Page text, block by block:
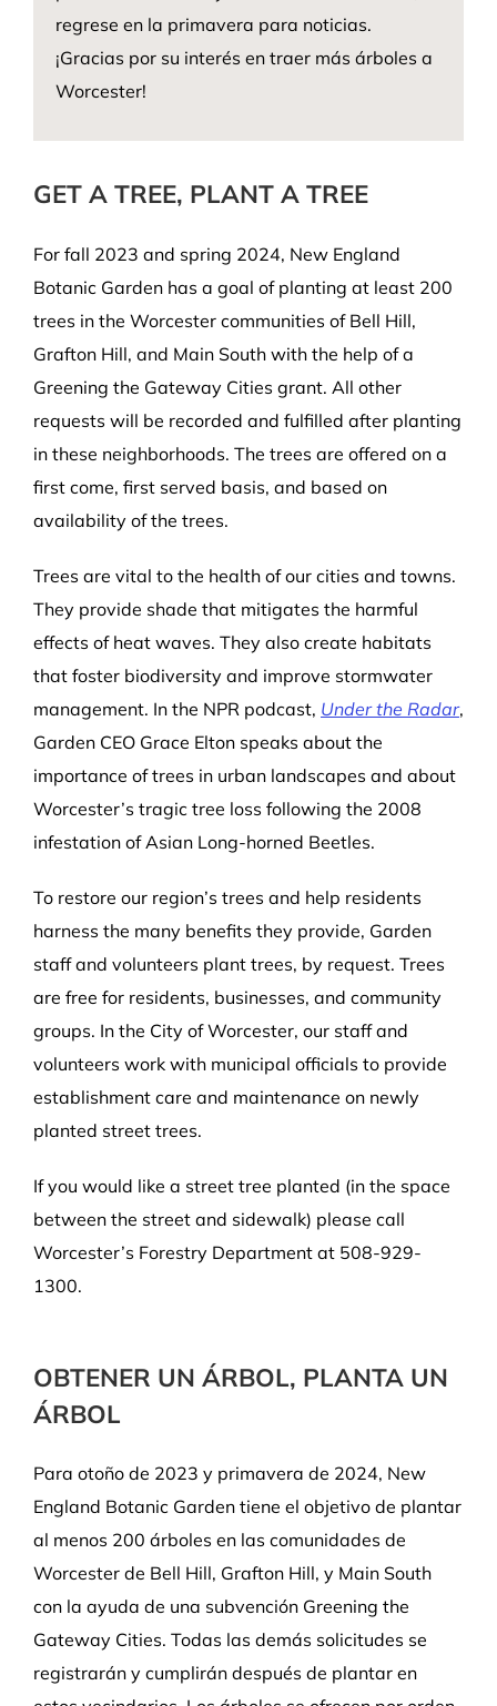
regrese en la primavera para noticias.
¡Gracias por su interés en traer más árboles a
Worcester!
GET A TREE, PLANT A TREE
For fall 2023 and spring 2024, New England
Botanic Garden has a goal of planting at least 200
trees in the Worcester communities of Bell Hill,
Grafton Hill, and Main South with the help of a
Greening the Gateway Cities grant. All other
requests will be recorded and fulfilled after planting
in these neighborhoods. The trees are offered on a
first come, first served basis, and based on
availability of the trees.
Trees are vital to the health of our cities and towns.
They provide shade that mitigates the harmful
effects of heat waves. They also create habitats
that foster biodiversity and improve stormwater
management. In the NPR podcast, Under the Radar,
Garden CEO Grace Elton speaks about the
importance of trees in urban landscapes and about
Worcester’s tragic tree loss following the 2008
infestation of Asian Long-horned Beetles.
To restore our region’s trees and help residents
harness the many benefits they provide, Garden
staff and volunteers plant trees, by request. Trees
are free for residents, businesses, and community
groups. In the City of Worcester, our staff and
volunteers work with municipal officials to provide
establishment care and maintenance on newly
planted street trees.
If you would like a street tree planted (in the space
between the street and sidewalk) please call
Worcester’s Forestry Department at 508-929-
1300.
OBTENER UN ÁRBOL, PLANTA UN
ÁRBOL
Para otoño de 2023 y primavera de 2024, New
England Botanic Garden tiene el objetivo de plantar
al menos 200 árboles en las comunidades de
Worcester de Bell Hill, Grafton Hill, y Main South
con la ayuda de una subvención Greening the
Gateway Cities. Todas las demás solicitudes se
registrarán y cumplirán después de plantar en